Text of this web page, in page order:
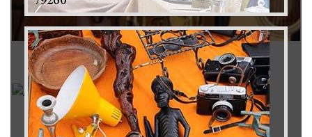
Rachat instrument de musique 79
Achat antiquité 79